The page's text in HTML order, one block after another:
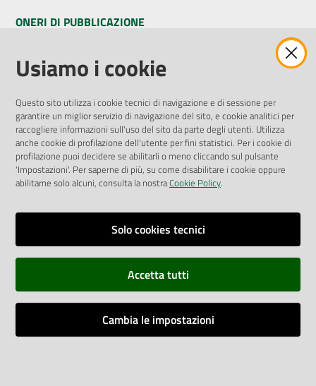
ONERI DI PUBBLICAZIONE
Amministrazione Trasparente
Pubblicità legale
Privacy Policy
Attuazione Misure PNRR
Liste di Attesa
ENTI, IMPRESE E PARTNER
Fatturazione Elettronica
Richiesta Patrocinio
Dichiarazione di Accessibilità
Dati di Monitoraggio
Usiamo i cookie
Questo sito utilizza i cookie tecnici di navigazione e di sessione per
garantire un miglior servizio di navigazione del sito, e cookie analitici per
raccogliere informazioni sull'uso del sito da parte degli utenti. Utilizza
anche cookie di profilazione dell'utente per fini statistici. Per i cookie di
profilazione puoi decidere se abilitarli o meno cliccando sul pulsante
'Impostazioni'. Per saperne di più, su come disabilitare i cookie oppure
abilitarne solo alcuni, consulta la nostraCookie Policy.
Solo cookies tecnici
Accetta tutti
Cambia le impostazioni